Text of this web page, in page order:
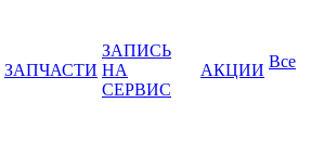
ЗАПЧАСТИ
ЗАПИСЬ
НА
СЕРВИС
АКЦИИ Все